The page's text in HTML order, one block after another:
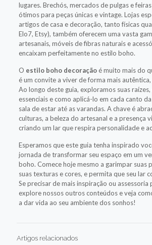
lugares. Brechós, mercados de pulgas e
ótimos para peças únicas e vintage. Lojas
artigos de casa e decoração, tanto físicas
Elo7, Etsy), também oferecem uma vasta
artesanais, móveis de fibras naturais e
encaixam perfeitamente no estilo boho.
O estilo boho decoraçãoé muito mais do
é um convite a viver de forma mais
Ao longo deste guia, exploramos suas
essenciais e como aplicá-lo em cada canto
sala de estar até as varandas. A chave é
culturas, a beleza do artesanal e a presença
criando um lar que respira personalidade e
Esperamos que este guia tenha inspirado
jornada de transformar seu espaço em um
boho. Comece hoje mesmo a garimpar suas
suas texturas e cores, e permita que seu lar
Se precisar de mais inspiração ou assessoria
explore nossos outros conteúdos e veja
a dar vida ao seu ambiente dos sonhos!
Artigos relacionados